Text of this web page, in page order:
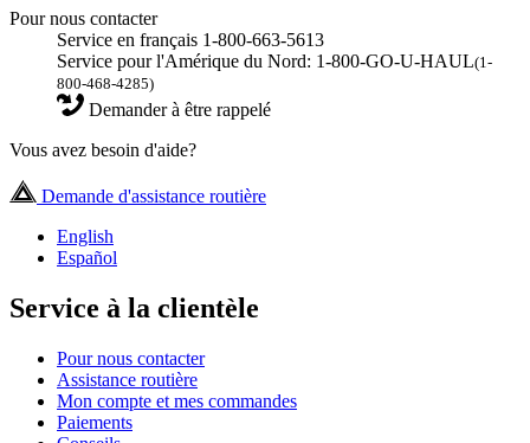
Pour nous contacter
Service en français 1-800-663-5613
Service pour l'Amérique du Nord: 1-800-GO-U-HAUL(1-
800-468-4285)
Demander à être rappelé
Vous avez besoin d'aide?
Demande d'assistance routière
English
Español
Service à la clientèle
Pour nous contacter
Assistance routière
Mon compte et mes commandes
Paiements